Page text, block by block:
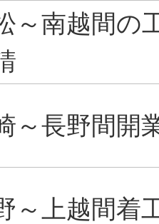
～南越間の
～長野間開
～上越間着